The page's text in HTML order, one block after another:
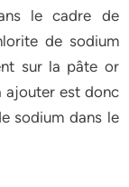
le cadre de
de sodium
sur la pâte or
ajouter est donc
sodium dans le